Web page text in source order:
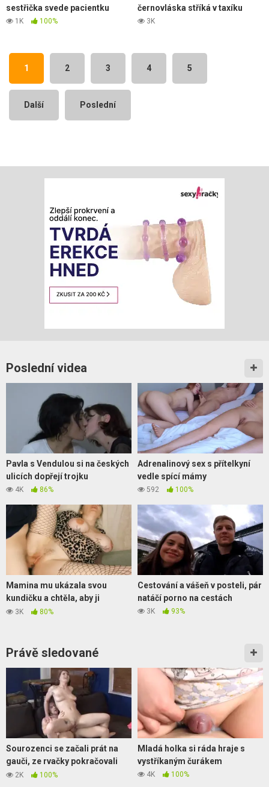
sestřička svede pacientku
1K 100%
černovláska stříká v taxíku
3K
1 2 3 4 5
Další Poslední
Poslední videa
Pavla s Vendulou si na českých
ulicích dopřejí trojku
4K 86%
Adrenalinový sex s přítelkyní
vedle spící mámy
592 100%
Mamina mu ukázala svou
kundičku a chtěla, aby ji
pořádně ojel
3K 80%
Cestování a vášeň v posteli, pár
natáčí porno na cestách
3K 93%
Právě sledované
Sourozenci se začali prát na
gauči, ze rvačky pokračovali
sexem..
2K 100%
Mladá holka si ráda hraje s
vystříkaným čurákem
4K 100%